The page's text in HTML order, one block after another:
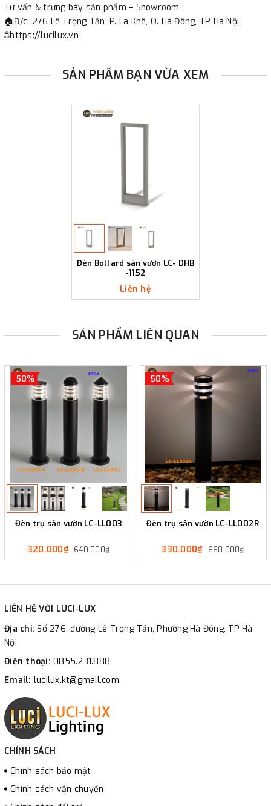
Tư vấn & trưng bày sản phẩm – Showroom :
🏠Đ/c: 276 Lê Trọng Tấn, P. La Khê, Q. Hà Đông, TP Hà Nội.
🌐https://lucilux.vn
SẢN PHẨM BẠN VỪA XEM
Đèn Bollard sân vườn LC- DHB
-1152
Liên hệ
SẢN PHẨM LIÊN QUAN
50%
Đèn trụ sân vườn LC-LL003
320.000₫ 640.000₫
50%
Đèn trụ sân vườn LC-LL002R
330.000₫ 660.000₫
LIÊN HỆ VỚI LUCI-LUX
Địa chỉ:Số 276, đường Lê Trọng Tấn, Phường Hà Đông, TP Hà
Nội
Điện thoại: 0855.231.888
Email: lucilux.kt@gmail.com
CHÍNH SÁCH
Chính sách bảo mật
Chính sách vận chuyển